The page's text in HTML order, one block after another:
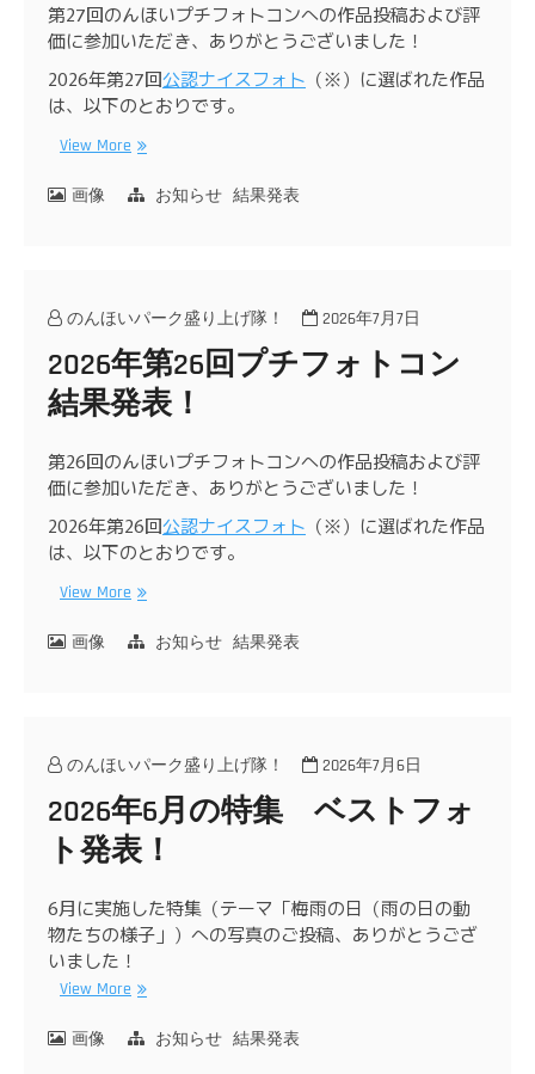
第27回のんほいプチフォトコンへの作品投稿および評
価に参加いただき、ありがとうございました！
2026年第27回公認ナイスフォト （※）に選ばれた作品
は、以下のとおりです。
View More
画像 お知らせ 結果発表
のんほいパーク盛り上げ隊！ 2026年7月7日
2026年第26回プチフォトコン
結果発表！
第26回のんほいプチフォトコンへの作品投稿および評
価に参加いただき、ありがとうございました！
2026年第26回公認ナイスフォト （※）に選ばれた作品
は、以下のとおりです。
View More
画像 お知らせ 結果発表
のんほいパーク盛り上げ隊！ 2026年7月6日
2026年6月の特集 ベストフォ
ト発表！
6月に実施した特集（テーマ「梅雨の日（雨の日の動
物たちの様子」）への写真のご投稿、ありがとうござ
いました！
View More
画像 お知らせ 結果発表